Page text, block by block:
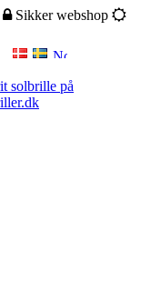
Sikker webshop